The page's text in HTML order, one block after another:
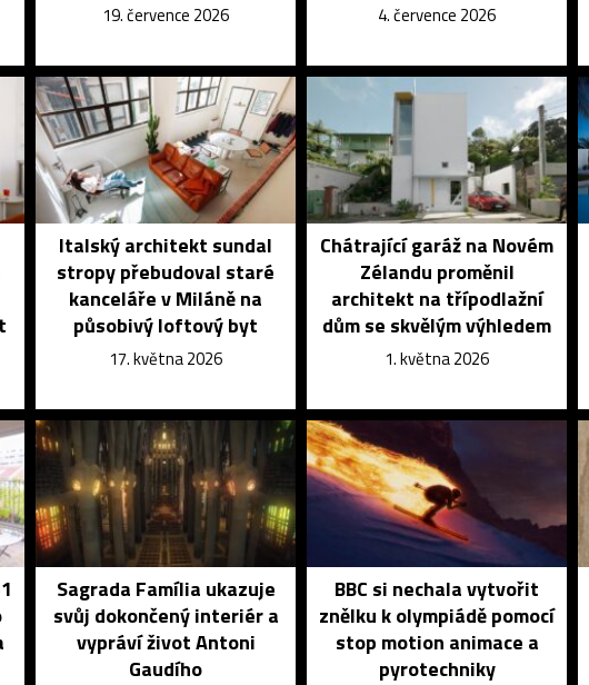
19. července 2026 4. července 2026
Italský architekt sundal
stropy přebudoval staré
kanceláře v Miláně na
působivý loftový byt
17. května 2026
Chátrající garáž na Novém
Zélandu proměnil
architekt na třípodlažní
dům se skvělým výhledem
1. května 2026
Sagrada Família ukazuje
svůj dokončený interiér a
vypráví život Antoni
Gaudího
BBC si nechala vytvořit
znělku k olympiádě pomocí
stop motion animace a
pyrotechniky